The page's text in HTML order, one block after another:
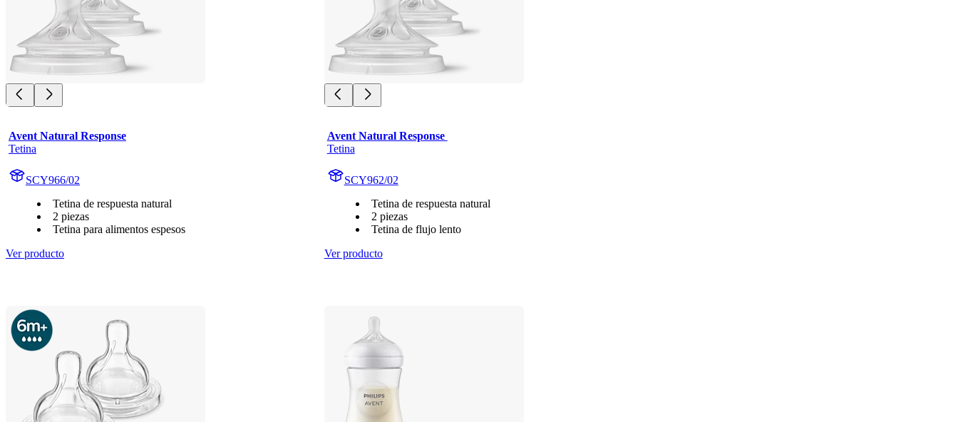
Avent Natural Response
Tetina
SCY966/02
Tetina de respuesta natural
2 piezas
Tetina para alimentos espesos
Ver producto
Avent Natural Response
Tetina
SCY962/02
Tetina de respuesta natural
2 piezas
Tetina de flujo lento
Ver producto